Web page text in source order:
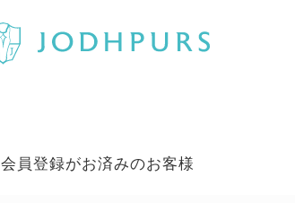
会員登録がお済みのお客様